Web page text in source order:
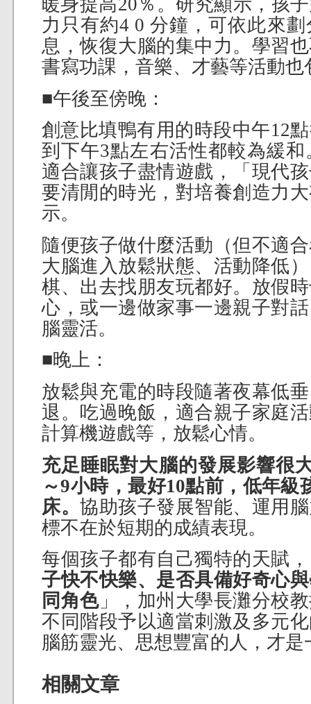
暖身提高20％。研究顯示，孩
力只有約4 0 分鐘，可依此來
息，恢復大腦的集中力。學習
書寫功課，音樂、才藝等活動也
■午後至傍晚：
創意比填鴨有用的時段中午12
到下午3點左右活性都較為緩
適合讓孩子盡情遊戲，「現代
要清閒的時光，對培養創造力
示。
隨便孩子做什麼活動（但不適
大腦進入放鬆狀態、活動降低
棋、出去找朋友玩都好。放假
心，或一邊做家事一邊親子對
腦靈活。
■晚上：
放鬆與充電的時段隨著夜幕低
退。吃過晚飯，適合親子家庭
計算機遊戲等，放鬆心情。
充足睡眠對大腦的發展影響很
～9小時，最好10點前，低年級
床。協助孩子發展智能、運用
標不在於短期的成績表現。
每個孩子都有自己獨特的天賦
子快不快樂、是否具備好奇心
同角色」，加州大學長灘分校
不同階段予以適當刺激及多元
腦筋靈光、思想豐富的人，才
相關文章